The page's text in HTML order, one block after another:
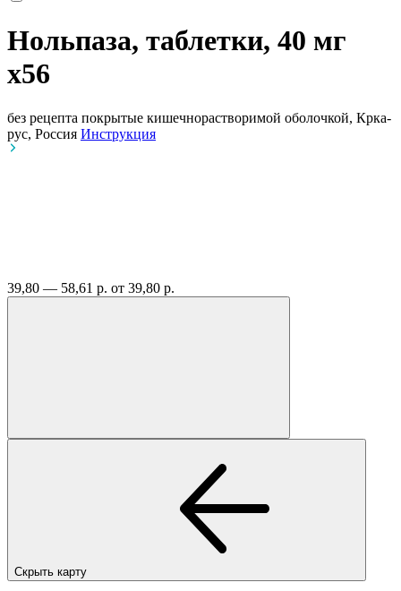
Нольпаза, таблетки, 40 мг
x56
без рецепта покрытые кишечнорастворимой оболочкой, Крка-
рус, Россия Инструкция
39,80 — 58,61 р. от 39,80 р.
Скрыть карту